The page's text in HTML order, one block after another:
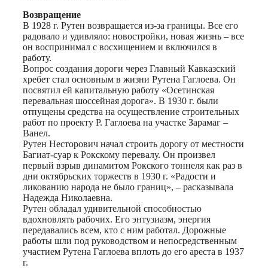
Возвращение
В 1928 г. Рутен воз­вращается из-за границы. Все его
радовало и удивляло: новостройки, новая жизнь – все
он воспринимал с восхищением и включился в
работу.
Вопрос создания дороги через Главный Кавказский
хребет стал основным в жизни Рутена Гаглоева. Он
посвятил ей капитальную работу «Осетинская
перевальная шоссейная дорога». В 1930 г. были
отпущены средства на осуществление строительных
работ по проекту Р. Гаглоева на участке Зарамаг –
Ванел.
Рутен Несторович начал строить дорогу от местности
Багиат-суар к Рокскому перевалу. Он произвел
первый взрыв динамитом Рокского тоннеля как раз в
дни октябрьских торжеств в 1930 г. «Радости и
ликованию народа не было границ», – расказывала
Надежда Николаевна.
Рутен обладал удивительной способностью
вдохновлять рабочих. Его энтузиазм, энергия
передавались всем, кто с ним работал. Дорожные
работы шли под руководством и непосредственным
участием Рутена Гаглоева вплоть до его ареста в 1937
г.